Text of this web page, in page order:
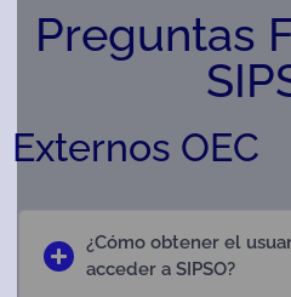
Preguntas
Externos OEC
¿Cómo obtener el
acceder a SIPSO?